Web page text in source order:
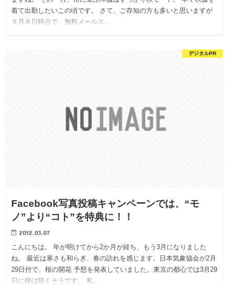
着て出勤したいこの頃です。 さて、ご存知の方も多いと思いますが
９月８日時点で、無料メールス…
デジタルPR
Facebook写真投稿キャンペーンでは、“モ
ノ”より“コト”を特典に！！
2012.03.07
こんにちは。 年が明けてから2か月が経ち、もう3月になりました
ね。 最近は寒さも和らぎ、春の訪れを感じます。日本気象協会が2月
29日付で、桜の開花 予想を発表していました。東京の都心では3月29
日に桜は咲くそうです。 私…